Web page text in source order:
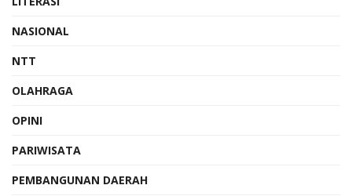
NASIONAL
NTT
OLAHRAGA
OPINI
PARIWISATA
PEMBANGUNAN DAERAH